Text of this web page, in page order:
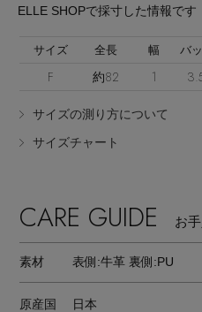
ELLE SHOPで採寸した情報です
サイズ 全長 幅 バ
F 約82 1
サイズの測り方について
サイズチャート
CARE GUIDE お
素材 表側:牛革 裏側:PU
原産国 日本